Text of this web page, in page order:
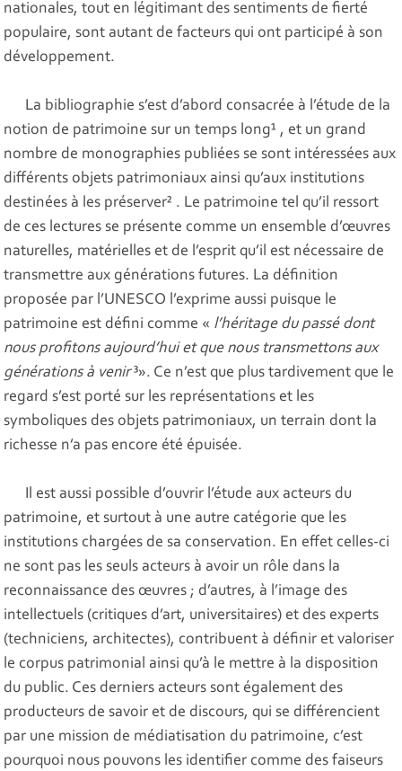
nationales, tout en légitimant des sentiments de fierté
populaire, sont autant de facteurs qui ont participé à son
développement.
La bibliographie s’est d’abord consacrée à l’étude de la
notion de patrimoine sur un temps long¹ , et un grand
nombre de monographies publiées se sont intéressées aux
différents objets patrimoniaux ainsi qu’aux institutions
destinées à les préserver² . Le patrimoine tel qu’il ressort
de ces lectures se présente comme un ensemble d’œuvres
naturelles, matérielles et de l’esprit qu’il est nécessaire de
transmettre aux générations futures. La définition
proposée par l’UNESCO l’exprime aussi puisque le
patrimoine est défini comme « l’héritage du passé dont
nous profitons aujourd’hui et que nous transmettons aux
générations à venir³». Ce n’est que plus tardivement que le
regard s’est porté sur les représentations et les
symboliques des objets patrimoniaux, un terrain dont la
richesse n’a pas encore été épuisée.
Il est aussi possible d’ouvrir l’étude aux acteurs du
patrimoine, et surtout à une autre catégorie que les
institutions chargées de sa conservation. En effet celles-ci
ne sont pas les seuls acteurs à avoir un rôle dans la
reconnaissance des œuvres ; d’autres, à l’image des
intellectuels (critiques d’art, universitaires) et des experts
(techniciens, architectes), contribuent à définir et valoriser
le corpus patrimonial ainsi qu’à le mettre à la disposition
du public. Ces derniers acteurs sont également des
producteurs de savoir et de discours, qui se différencient
par une mission de médiatisation du patrimoine, c’est
pourquoi nous pouvons les identifier comme des faiseurs